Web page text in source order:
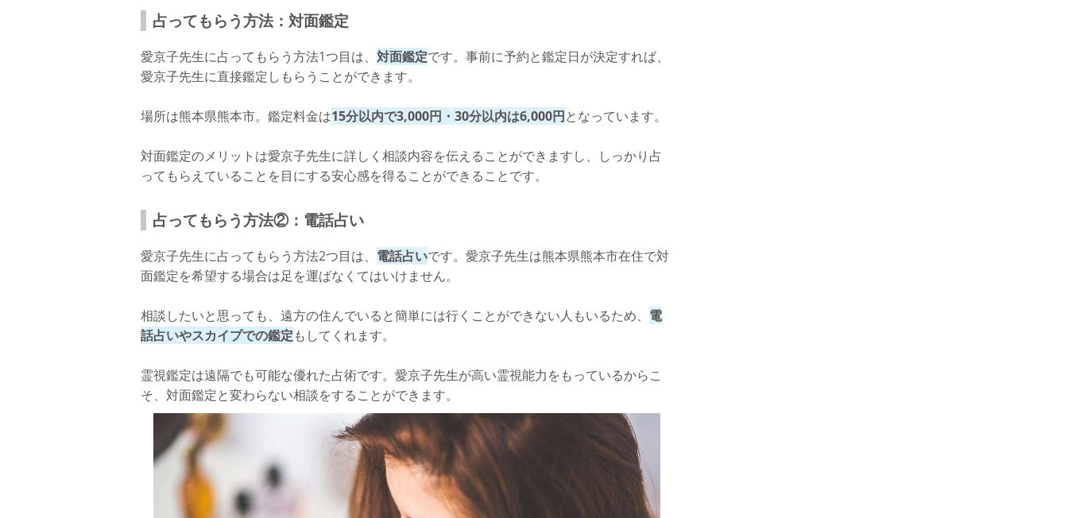
占ってもらう方法：対面鑑定
愛京子先生に占ってもらう方法1つ目は、 対面鑑定です。事前に予約と鑑定日が決定すれば、
愛京子先生に直接鑑定しもらうことができます。
場所は熊本県熊本市。鑑定料金は15分以内で3,000円・30分以内は6,000円となっています。
対面鑑定のメリットは愛京子先生に詳しく相談内容を伝えることができますし、しっかり占
ってもらえていることを目にする安心感を得ることができることです。
占ってもらう方法②：電話占い
愛京子先生に占ってもらう方法2つ目は、 電話占いです。愛京子先生は熊本県熊本市在住で対
面鑑定を希望する場合は足を運ばなくてはいけません。
相談したいと思っても、遠方の住んでいると簡単には行くことができない人もいるため、 電
話占いやスカイプでの鑑定もしてくれます。
霊視鑑定は遠隔でも可能な優れた占術です。愛京子先生が高い霊視能力をもっているからこ
そ、対面鑑定と変わらない相談をすることができます。